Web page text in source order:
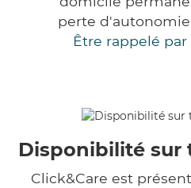
perte d'autonomie
Être rappelé
Disponibilité sur
Click&Care est